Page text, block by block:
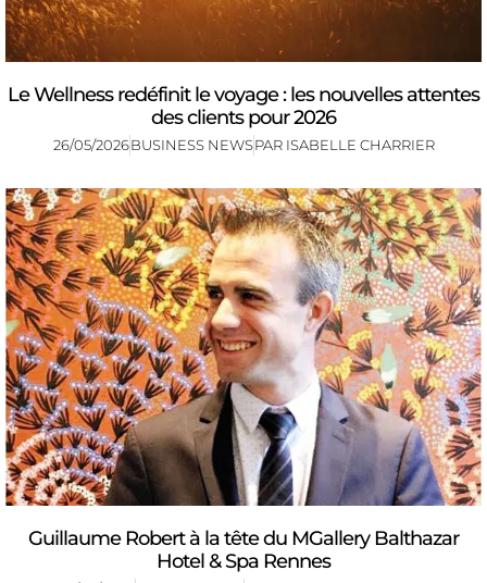
Le Wellness redéfinit le voyage : les nouvelles attentes
des clients pour 2026
26/05/2026BUSINESS NEWSPAR ISABELLE CHARRIER
Guillaume Robert à la tête du MGallery Balthazar
Hotel & Spa Rennes